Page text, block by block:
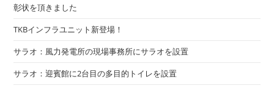
彰状を頂きました
TKBインフラユニット新登場！
サラオ：風力発電所の現場事務所にサラオを設置
サラオ：迎賓館に2台目の多目的トイレを設置